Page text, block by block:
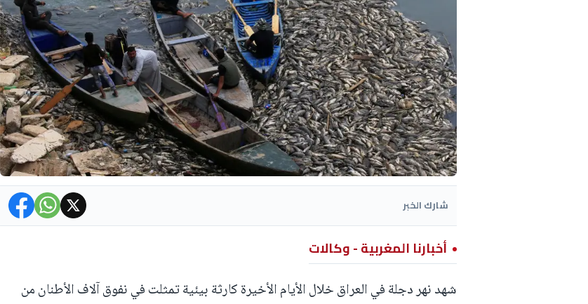
شارك الخبر
أخبارنا المغربية - وكالات
شهد نهر دجلة في العراق خلال الأيام الأخيرة كارثة بيئية تمثلت في نفوق آلاف الأطنان من